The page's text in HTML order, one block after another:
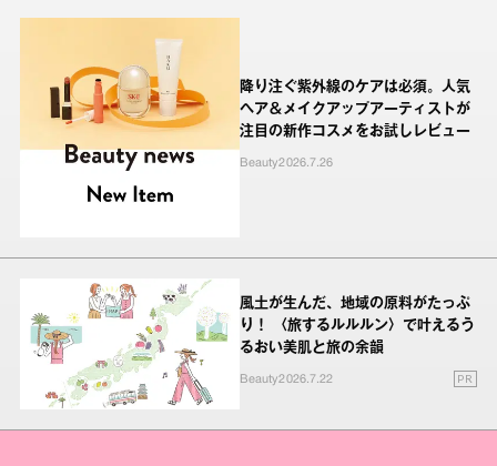
降り注ぐ紫外線のケアは必須。人気
ヘア＆メイクアップアーティストが
注目の新作コスメをお試しレビュー
Beauty2026.7.26
風土が生んだ、地域の原料がたっぷ
り！ 〈旅するルルルン〉で叶えるう
るおい美肌と旅の余韻
Beauty2026.7.22 PR